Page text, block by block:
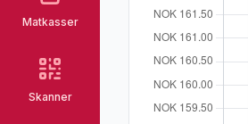
Matkasser
Skanner